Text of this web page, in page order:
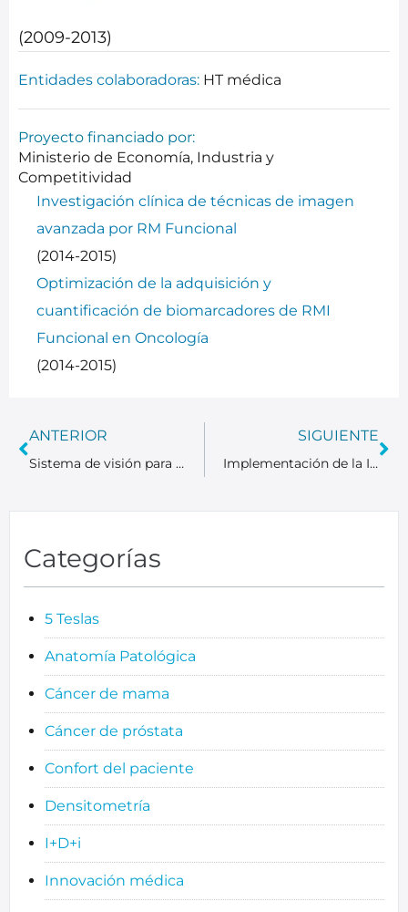
(2009-2013)
Entidades colaboradoras: HT médica
Proyecto financiado por:
Ministerio de Economía, Industria y
Competitividad
Investigación clínica de técnicas de imagen
avanzada por RM Funcional
(2014-2015)
Optimización de la adquisición y
cuantificación de biomarcadores de RMI
Funcional en Oncología
(2014-2015)
ANTERIOR
Sistema de visión para el posicionamiento de pacientes en tratamientos de Radioterapia (SVPR)
SIGUIENTE
Implementación de la Impresión 3D en estudios prequirúrgicos de Hígado Pulmón y Páncreas
Categorías
5 Teslas
Anatomía Patológica
Cáncer de mama
Cáncer de próstata
Confort del paciente
Densitometría
I+D+i
Innovación médica